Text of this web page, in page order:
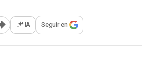
Abrir opciones para compartir
IA Seguir en